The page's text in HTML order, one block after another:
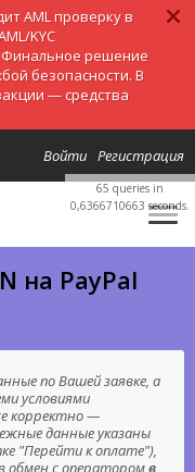
AML проверку в
KYC
Финальное решение
безопасности. В
— средства
Регистрация
Войти
на PayPal
по Вашей заявке, а
условиями
корректно —
данные указаны
"Перейти к оплате"),
обмен с операторомв
65 queries in
0,6366710663 seconds.